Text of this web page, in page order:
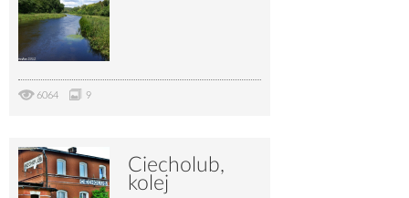
6064 9
Ciecholub,
kolej